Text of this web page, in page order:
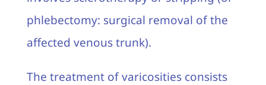
phlebectomy: surgical removal of the
affected venous trunk).
The treatment of varicosities consists